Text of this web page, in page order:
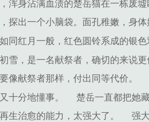
浑身沾满血渍的楚岳猫在一栋废
探出一个小脑袋。面孔稚嫩，身
同红月一般，红色圆铃系成的银
雪，是一名献祭者，确切的来说
像献祭者那样，付出同等代价。
十分地懂事。
楚岳一直都把她
生治愈的能力，太强大了。
强